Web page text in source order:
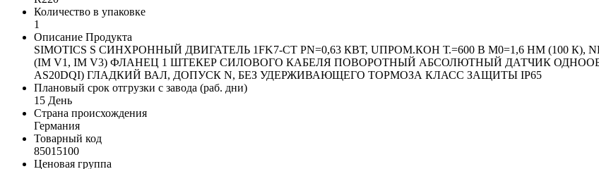
Количество в упаковке
1
Описание Продукта
SIMOTICS S СИНХРОННЫЙ ДВИГАТЕЛЬ 1FK7-CT PN=0,63 КВТ, UПРОМ.КОН Т.=600 В M0=1,6 HM
(IM V1, IM V3) ФЛАНЕЦ 1 ШТЕКЕР СИЛОВОГО КАБЕЛЯ ПОВОРОТНЫЙ АБСОЛЮТНЫЙ ДАТЧИК
AS20DQI) ГЛАДКИЙ ВАЛ, ДОПУСК N, БЕЗ УДЕРЖИВАЮЩЕГО ТОРМОЗА КЛАСС ЗАЩИТЫ IP65
Плановый срок отгрузки с завода (раб. дни)
15 День
Страна происхождения
Германия
Товарный код
85015100
Ценовая группа